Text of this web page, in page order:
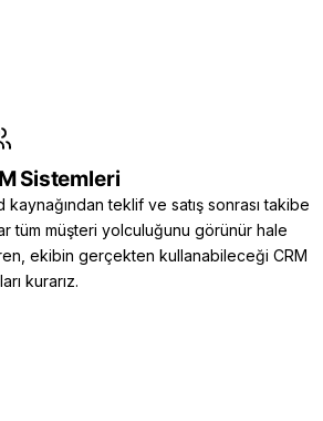
Sistemleri
kaynağından teklif ve satış sonrası takibe
tüm müşteri yolculuğunu görünür hale
ekibin gerçekten kullanabileceği CRM
kurarız.